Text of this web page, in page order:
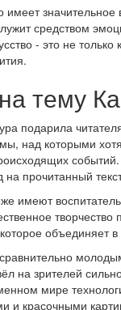
имеет
средством
- это не
тему
подарила
над которыми
прочитанный
имеют
объединяет
на зрителей
мире
и красочными